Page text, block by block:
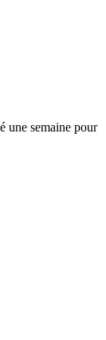
une semaine pour